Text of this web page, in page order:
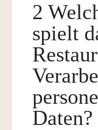
2
spielt
Daten?